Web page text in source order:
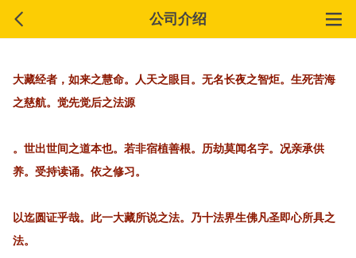
公司介绍
大藏经者，如来之慧命。人天之眼目。无名长夜之智炬。生死苦海
之慈航。觉先觉后之法源
。世出世间之道本也。若非宿植善根。历劫莫闻名字。况亲承供
养。受持读诵。依之修习。
以迄圆证乎哉。此一大藏所说之法。乃十法界生佛凡圣即心所具之
法。